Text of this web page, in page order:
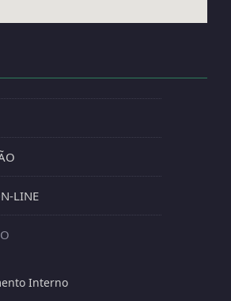
LINE
Interno